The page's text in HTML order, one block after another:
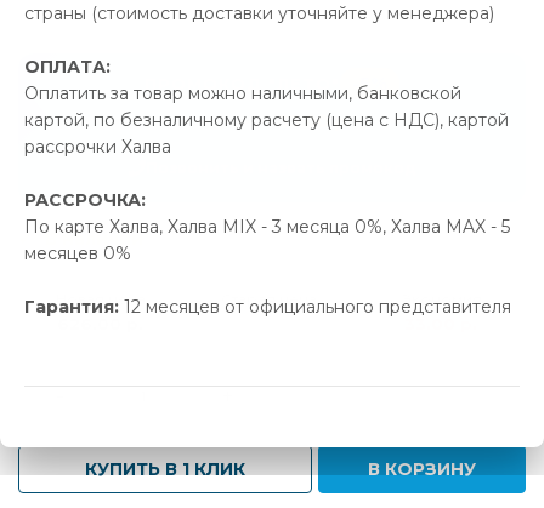
страны (стоимость доставки уточняйте у менеджера)
ОПЛАТА:
Оплатить за товар можно наличными, банковской
картой, по безналичному расчету (цена с НДС), картой
рассрочки Халва
РАССРОЧКА:
По карте Халва, Халва MIX - 3 месяца 0%, Халва MAX - 5
месяцев 0%
Гарантия: 12 месяцев от официального представителя
-5%
Экономия33.00 р.
В наличии
Новая цена Старая цена
КУПИТЬ В 1 КЛИК В КОРЗИНУ